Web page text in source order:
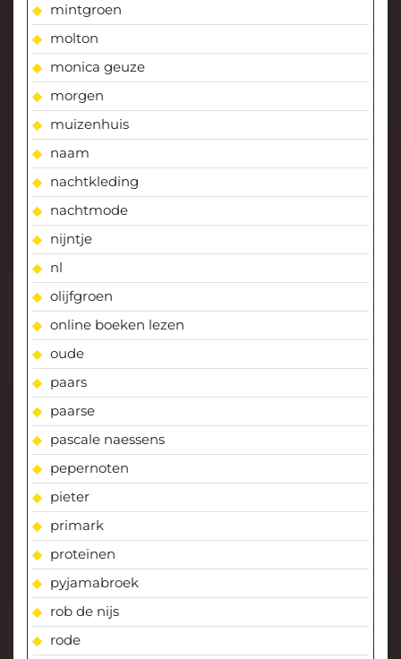
mintgroen
molton
monica geuze
morgen
muizenhuis
naam
nachtkleding
nachtmode
nijntje
nl
olijfgroen
online boeken lezen
oude
paars
paarse
pascale naessens
pepernoten
pieter
primark
proteinen
pyjamabroek
rob de nijs
rode